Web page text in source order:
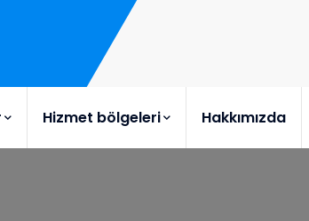
Hizmet bölgeleri Hakkımızda